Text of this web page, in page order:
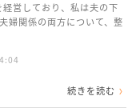
経営しており、私は夫の下
婦関係の両方について、整
続きを読む